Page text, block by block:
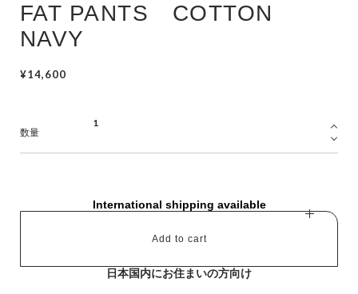
FAT PANTS COTTON
NAVY
¥14,600
数量
International shipping available
Add to cart
日本国内にお住まいの方向け